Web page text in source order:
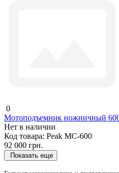
0
Мотоподъемник ножничный
Нет в наличии
Код товара: Peak MC-600
92 000 грн.
Показать еще